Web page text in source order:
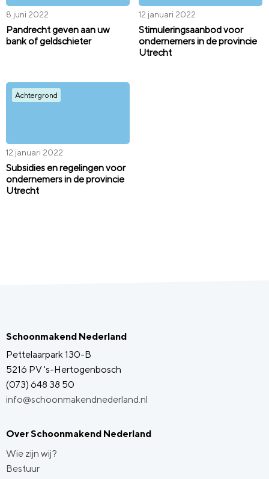
8 juni 2022
Pandrecht geven aan uw
bank of geldschieter
12 januari 2022
Stimuleringsaanbod voor
ondernemers in de provincie
Utrecht
Achtergrond
12 januari 2022
Subsidies en regelingen voor
ondernemers in de provincie
Utrecht
Schoonmakend Nederland
Pettelaarpark 130-B
5216 PV 's-Hertogenbosch
(073) 648 38 50
info@schoonmakendnederland.nl
Over Schoonmakend Nederland
Wie zijn wij?
Bestuur